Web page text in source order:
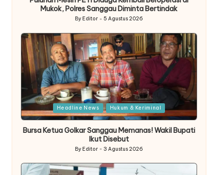
Mukok, Polres Sanggau Diminta Bertindak
Posted
By Editor 5 Agustus 2026
in
Headline News Hukum & Keriminal
Bursa Ketua Golkar Sanggau Memanas! Wakil Bupati
Ikut Disebut
Posted
by
By Editor 3 Agustus 2026